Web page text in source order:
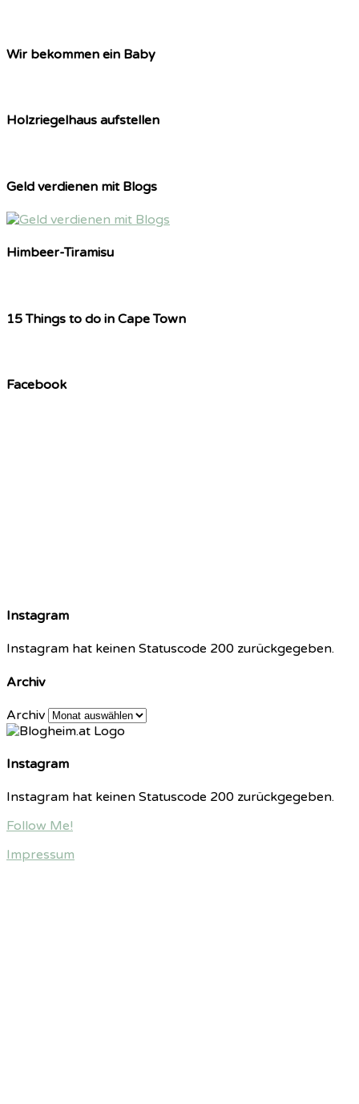
Wir bekommen ein Baby
Holzriegelhaus aufstellen
Geld verdienen mit Blogs
Himbeer-Tiramisu
15 Things to do in Cape Town
Facebook
Instagram
Instagram hat keinen Statuscode 200 zurückgegeben.
Archiv
Archiv
Instagram
Instagram hat keinen Statuscode 200 zurückgegeben.
Follow Me!
Impressum